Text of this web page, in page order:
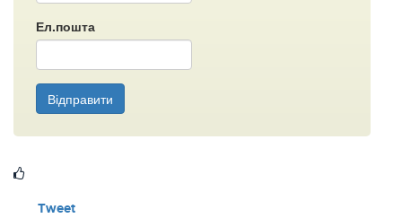
Ел.пошта
Відправити
Tweet